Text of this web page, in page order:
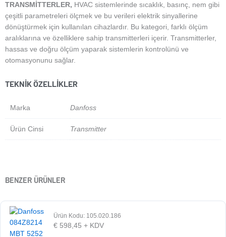
TRANSMITTERLER, HVAC sistemlerinde sıcaklık, basınç, nem gibi
çeşitli parametreleri ölçmek ve bu verileri elektrik sinyallerine
dönüştürmek için kullanılan cihazlardır. Bu kategori, farklı ölçüm
aralıklarına ve özelliklere sahip transmitterleri içerir. Transmitterler,
hassas ve doğru ölçüm yaparak sistemlerin kontrolünü ve
otomasyonunu sağlar.
TEKNIK ÖZELLIKLER
Marka Danfoss
Ürün Cinsi Transmitter
BENZER ÜRÜNLER
Ürün Kodu: 105.020.186
€ 598,45 + KDV